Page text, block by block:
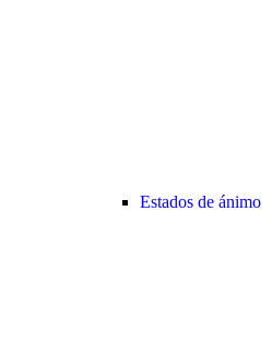
Estados de ánimo